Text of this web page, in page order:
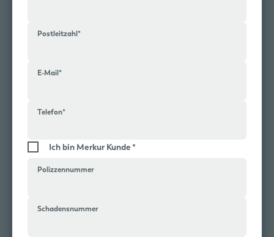
Postleitzahl*
E-Mail*
Telefon*
Ich bin Merkur Kunde
Polizzennummer
Schadensnummer